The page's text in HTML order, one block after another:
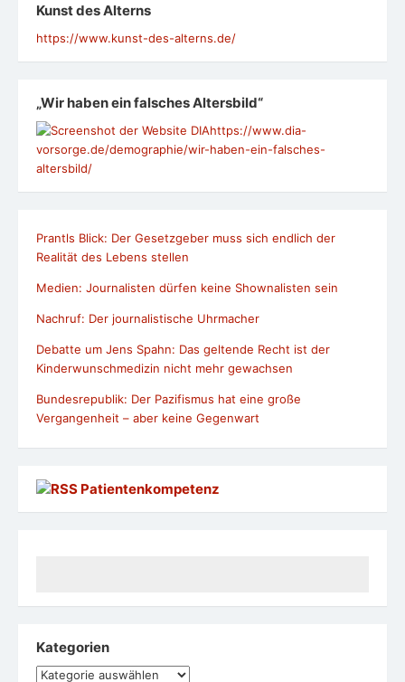
Kunst des Alterns
https://www.kunst-des-alterns.de/
„Wir haben ein falsches Altersbild“
https://www.dia-
vorsorge.de/demographie/wir-haben-ein-falsches-
altersbild/
Prantls Blick: Der Gesetzgeber muss sich endlich der
Realität des Lebens stellen
Medien: Journalisten dürfen keine Shownalisten sein
Nachruf: Der journalistische Uhrmacher
Debatte um Jens Spahn: Das geltende Recht ist der
Kinderwunschmedizin nicht mehr gewachsen
Bundesrepublik: Der Pazifismus hat eine große
Vergangenheit – aber keine Gegenwart
Patientenkompetenz
Kategorien
Kategorien